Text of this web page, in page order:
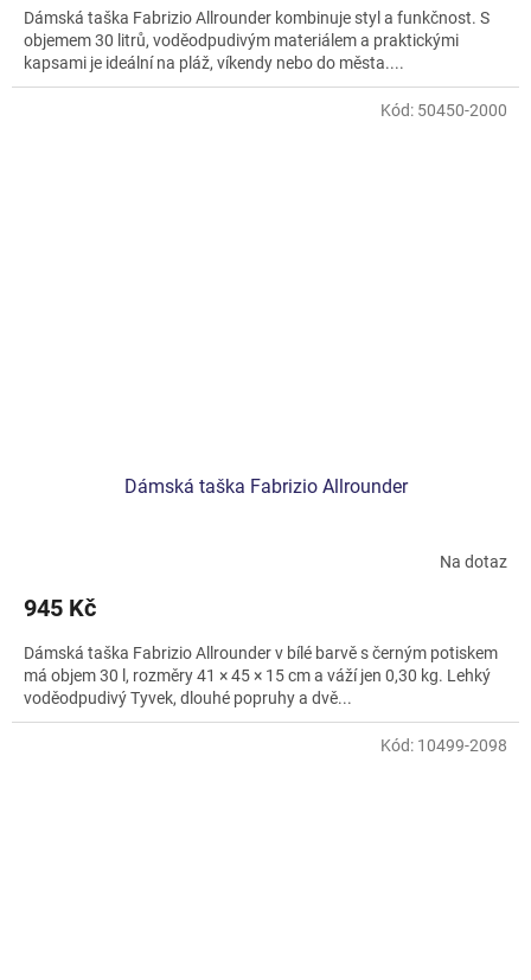
Dámská taška Fabrizio Allrounder kombinuje styl a funkčnost. S
objemem 30 litrů, voděodpudivým materiálem a praktickými
kapsami je ideální na pláž, víkendy nebo do města....
Dámská taška Fabrizio Allrounder
Na dotaz
945 Kč
Dámská taška Fabrizio Allrounder v bílé barvě s černým potiskem
má objem 30 l, rozměry 41 × 45 × 15 cm a váží jen 0,30 kg. Lehký
voděodpudivý Tyvek, dlouhé popruhy a dvě...
Kód: 50450-2000
Kód: 10499-2098